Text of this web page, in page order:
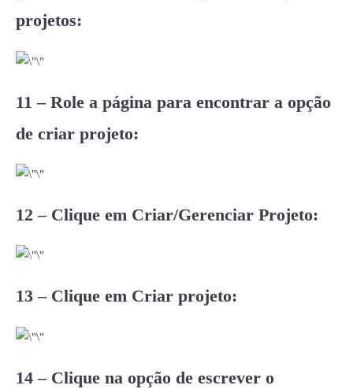
projetos:
11 – Role a página para encontrar a opção
de criar projeto:
12 – Clique em Criar/Gerenciar Projeto:
13 – Clique em Criar projeto:
14 – Clique na opção de escrever o